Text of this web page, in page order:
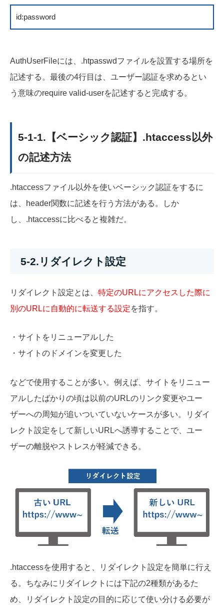
id:password
AuthUserFileには、.htpasswdファイルを設置する場所を
記述する。最後の4行目は、ユーザー認証を求めるとい
う意味のrequire valid-userを記述すると完成する。
5-1-1.【ベーシック認証】 .htaccess以外
の記述方法
.htaccessファイル以外を使いベーシック認証をするに
は、header関数に記述を行う方法がある。しか
し、.htaccessに比べると複雑だ。
5-2.リダイレクト設定
リダイレクト設定とは、 特定のURLにアクセスした際に
別のURLに自動的に転送する設定を指す。
・サイトをリニューアルした
・サイトのドメインを変更した
などで使用することが多い。例えば、サイトをリニュー
アルしたばかりの頃は以前のURLのリンク変更やユー
ザーへの周知が追いついていないケースが多い。リダイ
レクト設定をして新しいURLへ誘導することで、ユー
ザーの離脱やストレスが軽減できる。
.htaccessを使用すると、リダイレクト設定を簡単に行え
る。ちなみにリダイレクトには下記の2種類があるた
め、リダイレクト設定の目的に応じて使い分ける必要が